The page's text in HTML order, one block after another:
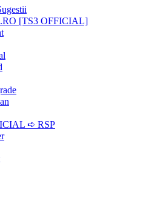
[TS3 OFFICIAL]
➪ RSP